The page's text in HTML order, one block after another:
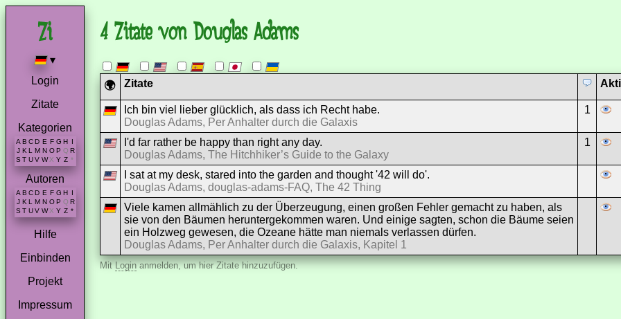
▾
Login
Zitate
Kategorien
A B C D E F G H I
J K L M N O P Q R
S T U V W X Y Z *
Autoren
A B C D E F G H
J K L M N O P Q R
S T U V W X Y Z *
Hilfe
Einbinden
Projekt
Impressum
4 Zitate von Douglas Adams
🌍 Zitate
Ich bin viel lieber glücklich, als dass ich Recht habe.
Douglas Adams, Per Anhalter durch die Galaxis
1
I'd far rather be happy than right any day.
Douglas Adams, The Hitchhiker’s Guide to the Galaxy
1
I sat at my desk, stared into the garden and thought '42 will do'.
Douglas Adams, douglas-adams-FAQ, The 42 Thing
Viele kamen allmählich zu der Überzeugung, einen großen Fehler gemacht zu haben, als
sie von den Bäumen heruntergekommen waren. Und einige sagten, schon die Bäume seien
ein Holzweg gewesen, die Ozeane hätte man niemals verlassen dürfen.
Douglas Adams, Per Anhalter durch die Galaxis, Kapitel 1
MitLoginanmelden, um hier Zitate hinzuzufügen.